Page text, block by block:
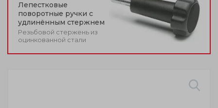
Лепестковые
поворотные ручки с
удлинённым стержнем
Резьбовой стержень из
оцинкованной стали